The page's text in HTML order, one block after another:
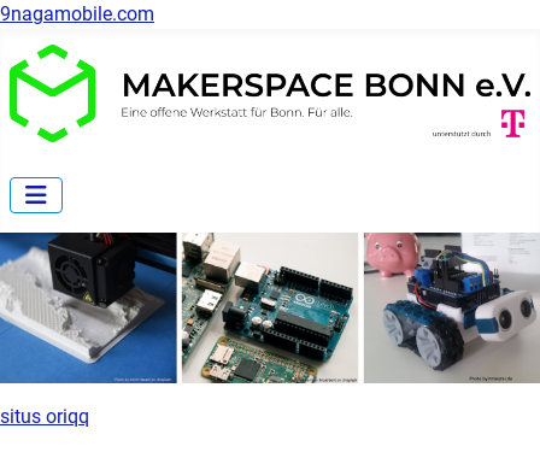
9nagamobile.com
situs oriqq